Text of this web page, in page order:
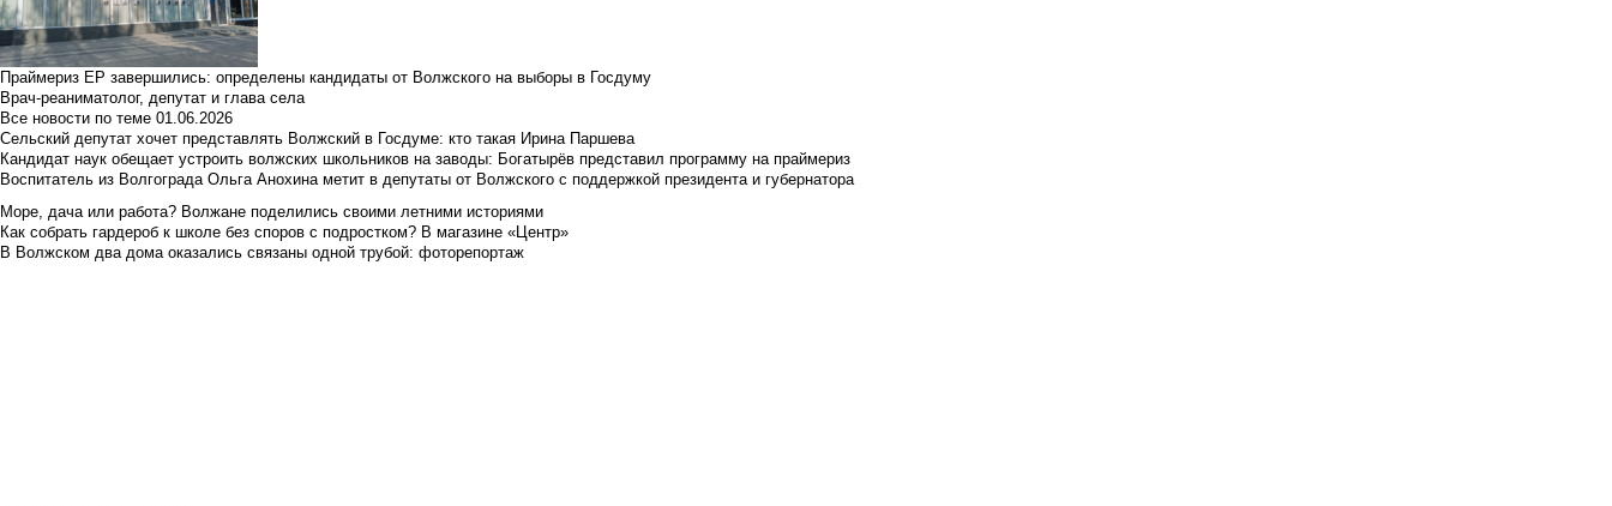
Праймериз ЕР завершились: определены кандидаты от Волжского на выборы в Госдуму
Врач-реаниматолог, депутат и глава села
Все новости по теме 01.06.2026
Сельский депутат хочет представлять Волжский в Госдуме: кто такая Ирина Паршева
Кандидат наук обещает устроить волжских школьников на заводы: Богатырёв представил программу на праймериз
Воспитатель из Волгограда Ольга Анохина метит в депутаты от Волжского с поддержкой президента и губернатора
Море, дача или работа? Волжане поделились своими летними историями
Как собрать гардероб к школе без споров с подростком? В магазине «Центр»
В Волжском два дома оказались связаны одной трубой: фоторепортаж